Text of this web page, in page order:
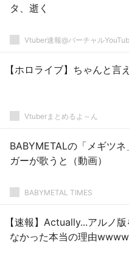
タ、逝く
Vtuber速報@バーチャル
【ホロライブ】ちゃんと言
Vtuberまとめるよ～ん
BABYMETALの「メギツ
ガーが歌うと（動画）
BABYMETAL TIMES
【速報】Actually...アルノ
なかった本当の理由